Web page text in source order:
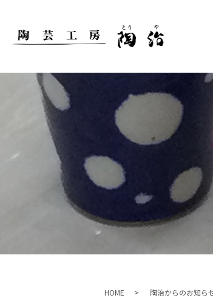
HOME 陶治からのお知ら